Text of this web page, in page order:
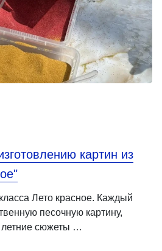
картин из
Лето красное. Каждый
песочную картину,
сюжеты …